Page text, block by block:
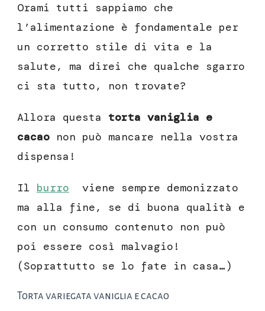
Orami tutti sappiamo che
l’alimentazione è fondamentale per
un corretto stile di vita e la
salute, ma direi che qualche sgarro
ci sta tutto, non trovate?
Allora questa torta vaniglia e
cacao non può mancare nella vostra
dispensa!
Il burro viene sempre demonizzato
ma alla fine, se di buona qualità e
con un consumo contenuto non può
poi essere così malvagio!
(Soprattutto se lo fate in casa…)
Torta variegata vaniglia e cacao